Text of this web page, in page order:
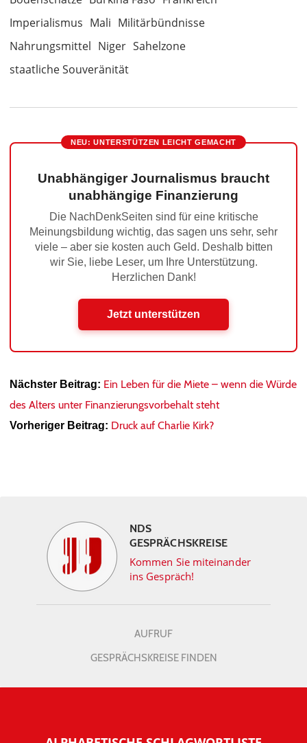
Imperialismus Mali Militärbündnisse
Nahrungsmittel Niger Sahelzone
staatliche Souveränität
NEU: UNTERSTÜTZEN LEICHT GEMACHT
Unabhängiger Journalismus braucht
unabhängige Finanzierung
Die NachDenkSeiten sind für eine kritische
Meinungsbildung wichtig, das sagen uns sehr, sehr
viele – aber sie kosten auch Geld. Deshalb bitten
wir Sie, liebe Leser, um Ihre Unterstützung.
Herzlichen Dank!
Jetzt unterstützen
Nächster Beitrag: Ein Leben für die Miete – wenn die Würde
des Alters unter Finanzierungsvorbehalt steht
Vorheriger Beitrag: Druck auf Charlie Kirk?
NDS
GESPRÄCHSKREISE
Kommen Sie miteinander
ins Gespräch!
AUFRUF
GESPRÄCHSKREISE FINDEN